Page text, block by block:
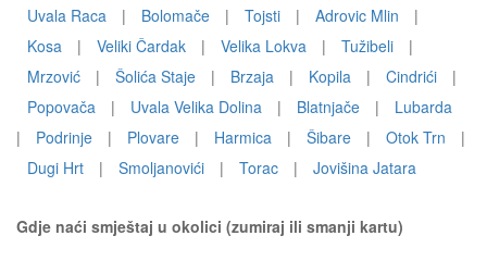
Uvala Raca
| Bolomače | Tojsti | Adrovic Mlin
|
Kosa
| Veliki Čardak | Velika Lokva | Tužibeli
|
Mrzović
| Šolića Staje | Brzaja | Kopila | Cindrići
|
Popovača
| Uvala Velika Dolina | Blatnjače |
Lubarda
|
Podrinje | Plovare | Harmica | Šibare | Otok Trn
|
Dugi Hrt
| Smoljanovići | Torac | Jovišina Jatara
Gdje naći smještaj u okolici (zumiraj ili smanji kartu)